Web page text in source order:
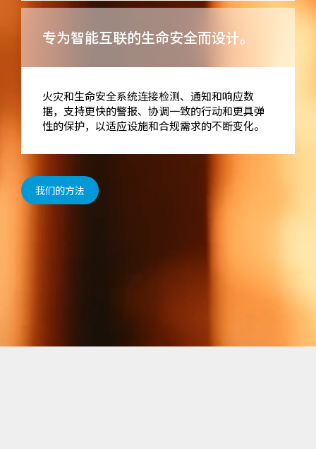
专为智能互联的生命安全而设计。
火灾和生命安全系统连接检测、通知和响应数
据，支持更快的警报、协调一致的行动和更具弹
性的保护，以适应设施和合规需求的不断变化。
我们的方法